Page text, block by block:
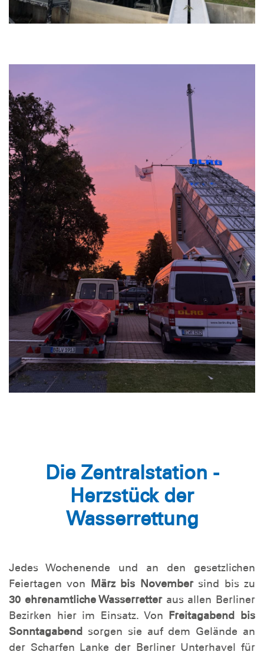
Die Zentralstation -
Herzstück der
Wasserrettung
Jedes Wochenende und an den gesetzlichen
Feiertagen von März bis Novembersind bis zu
30 ehrenamtliche Wasserretter aus allen Berliner
Bezirken hier im Einsatz. Von Freitagabend bis
Sonntagabend sorgen sie auf dem Gelände an
der Scharfen Lanke der Berliner Unterhavel für